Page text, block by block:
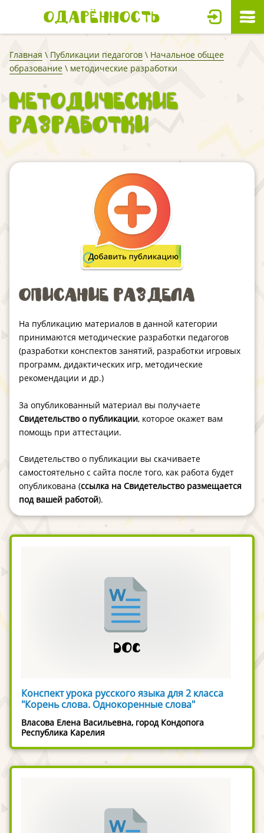
Одарённость
Главная \ Публикации педагогов \ Начальное общее
образование \ методические разработки
методические
разработки
Описание раздела
На публикацию материалов в данной категории
принимаются методические разработки педагогов
(разработки конспектов занятий, разработки игровых
программ, дидактических игр, методические
рекомендации и др.)
За опубликованный материал вы получаете
Свидетельство о публикации, которое окажет вам
помощь при аттестации.
Свидетельство о публикации вы скачиваете
самостоятельно с сайта после того, как работа будет
опубликована (ссылка на Свидетельство размещается
под вашей работой).
Конспект урока русского языка для 2 класса
"Корень слова. Однокоренные слова"
Власова Елена Васильевна, город Кондопога
Республика Карелия